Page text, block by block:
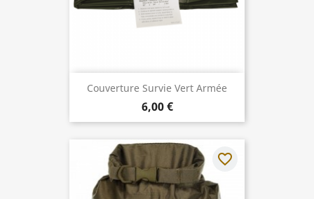
Couverture Survie Vert Armée
6,00 €
favorite_border